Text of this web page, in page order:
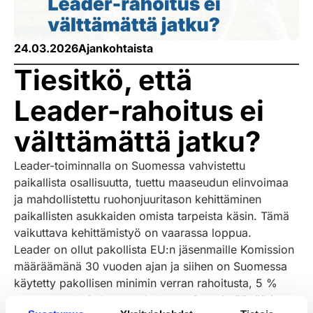
24.03.2026Ajankohtaista
Tiesitkö, että
Leader-rahoitus ei
välttämättä jatku?
Leader-toiminnalla on Suomessa vahvistettu
paikallista osallisuutta, tuettu maaseudun elinvoimaa
ja mahdollistettu ruohonjuuritason kehittäminen
paikallisten asukkaiden omista tarpeista käsin. Tämä
vaikuttava kehittämistyö on vaarassa loppua.
Leader on ollut pakollista EU:n jäsenmaille Komission
määräämänä 30 vuoden ajan ja siihen on Suomessa
käytetty pakollisen minimin verran rahoitusta, 5 %
maaseuturahoituksesta. Jatkossa Suomi päättää itse